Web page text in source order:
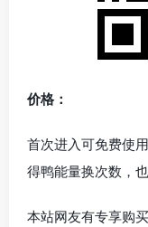
价格：
首次进入可免费使
得鸭能量换次数，
本站网友有专享购